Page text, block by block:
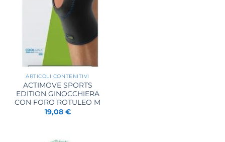
ARTICOLI CONTENITIVI
ACTIMOVE SPORTS
EDITION GINOCCHIERA
CON FORO ROTULEO M
19,08 €